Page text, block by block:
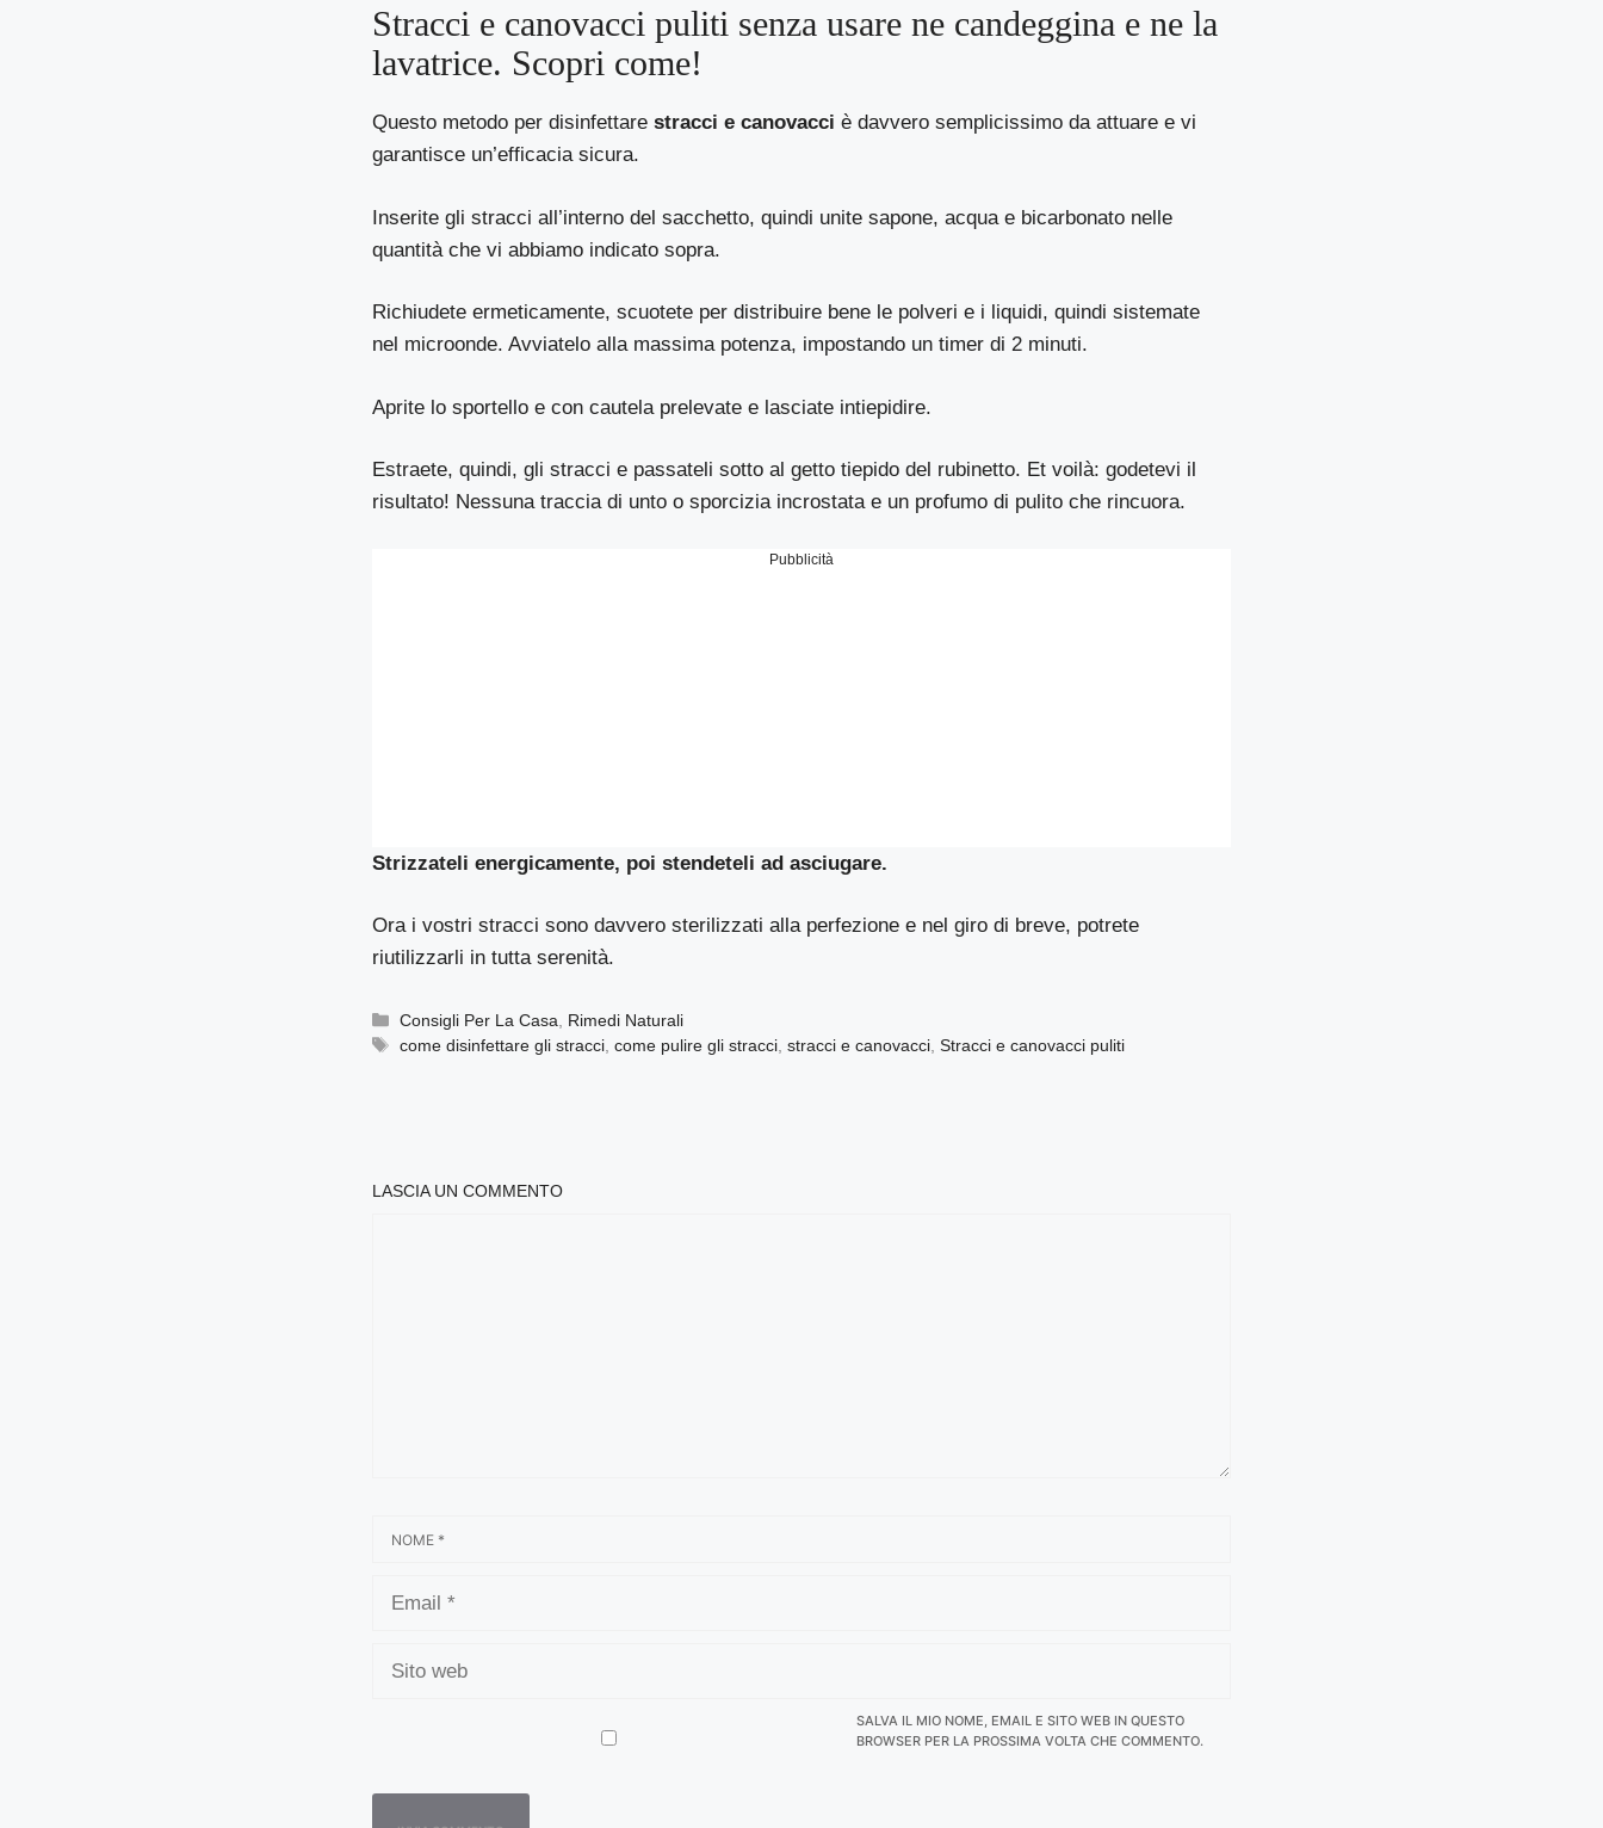
Stracci e canovacci puliti senza usare ne candeggina e ne la
lavatrice. Scopri come!
Questo metodo per disinfettare stracci e canovacci è davvero semplicissimo da attuare e vi
garantisce un’efficacia sicura.
Inserite gli stracci all’interno del sacchetto, quindi unite sapone, acqua e bicarbonato nelle
quantità che vi abbiamo indicato sopra.
Richiudete ermeticamente, scuotete per distribuire bene le polveri e i liquidi, quindi sistemate
nel microonde. Avviatelo alla massima potenza, impostando un timer di 2 minuti.
Aprite lo sportello e con cautela prelevate e lasciate intiepidire.
Estraete, quindi, gli stracci e passateli sotto al getto tiepido del rubinetto. Et voilà: godetevi il
risultato! Nessuna traccia di unto o sporcizia incrostata e un profumo di pulito che rincuora.
Pubblicità
Strizzateli energicamente, poi stendeteli ad asciugare.
Ora i vostri stracci sono davvero sterilizzati alla perfezione e nel giro di breve, potrete
riutilizzarli in tutta serenità.
Categorie
Consigli Per La Casa
Rimedi Naturali
Tag
come disinfettare gli stracci ,come pulire gli stracci ,stracci e canovacci ,Stracci e canovacci puliti
LASCIA UN COMMENTO
WEB
SALVA IL MIO NOME, EMAIL E SITO WEB IN QUESTO
BROWSER PER LA PROSSIMA VOLTA CHE COMMENTO.